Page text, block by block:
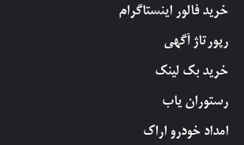
خرید فالور اینستاگرام
رپورتاژ آگهی
خرید بک لینک
رستوران یاب
امداد خودرو اراک